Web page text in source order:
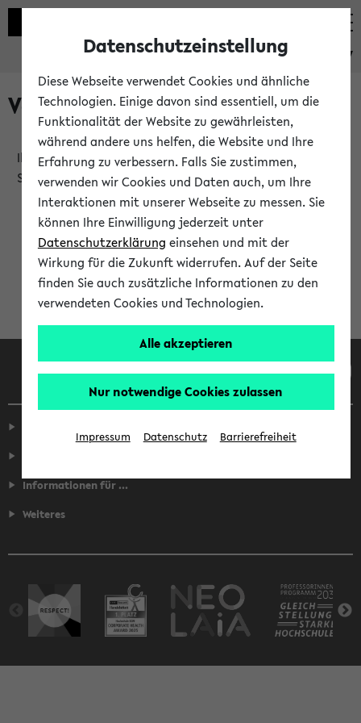
eKVV
Verlauf
Ihr Verlauf ist leer. Er wird sich im Verlauf Ihrer eKVV
Sitzung füllen.
Informationen für ...
Weiteres
Datenschutzeinstellung
Diese Webseite verwendet Cookies und ähnliche
Technologien. Einige davon sind essentiell, um die
Funktionalität der Website zu gewährleisten,
während andere uns helfen, die Website und Ihre
Erfahrung zu verbessern. Falls Sie zustimmen,
verwenden wir Cookies und Daten auch, um Ihre
Interaktionen mit unserer Webseite zu messen. Sie
können Ihre Einwilligung jederzeit unter
Datenschutzerklärung einsehen und mit der
Wirkung für die Zukunft widerrufen. Auf der Seite
finden Sie auch zusätzliche Informationen zu den
verwendeten Cookies und Technologien.
Alle akzeptieren
Nur notwendige Cookies zulassen
Impressum Datenschutz Barrierefreiheit